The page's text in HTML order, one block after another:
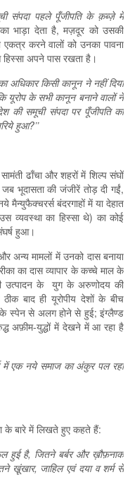
संपदा पहले पूँजीपति के क़ब्ज़े में
भाड़ा देता है, मज़दूर को उसकी
करने वालों को उनका पावना
हिस्सा अपने पास रखता है।
अधिकार किसी कानून ने नहीं दिया
के सभी कानून बनाने वालों ने
की समूची संपदा पर पूँजीपति का
हुआ?’’
ढाँचा और शहरों में शिल्‍प संघों
भूदासता की जंजीरें तोड़ दी गईं,
बंदरगाहों में या देहात
व्यवस्था का हिस्सा थे) का कोई
हुआ।
अन्य मामलों में उनको दास बनाया
का दास व्यापार के कच्चे माल के
उत्पादन के युग के अरुणोदय की
बाद ही यूरोपीय देशों के बीच
के स्पेन से अलग होने से हुई; इंग्लैण्ड
अफ़ीम-युद्धों में देखने में आ रहा है
में एक नये समाज का अंकुर पल रहा
के बारे में लिखते हुए कहते हैं:
हुई है, जितने बर्बर और ख़ौफ़नाक
खू़ंखार, जाहिल एवं दया व शर्म से